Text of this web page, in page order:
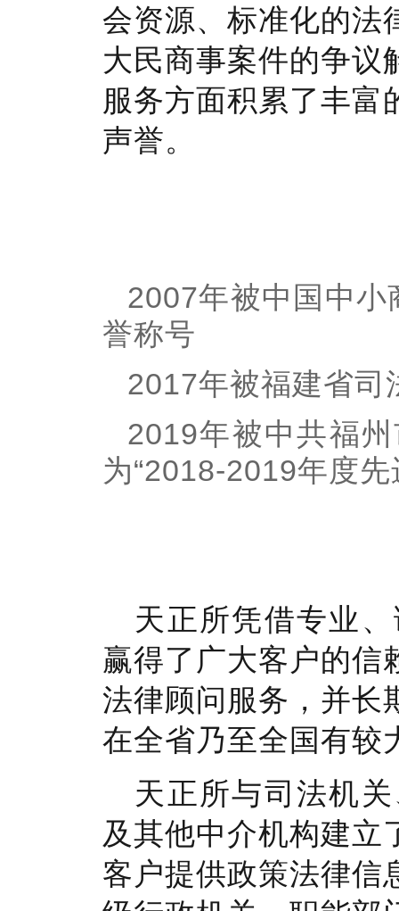
会资源、标准化的法
大民商事案件的争议
服务方面积累了丰富
声誉。
2007年被中国中小
誉称号
2017年被福建省司
2019年被中共福
为“2018-2019年度先
天正所凭借专业
赢得了广大客户的信
法律顾问服务，并长
在全省乃至全国有较
天正所与司法机
及其他中介机构建立
客户提供政策法律信